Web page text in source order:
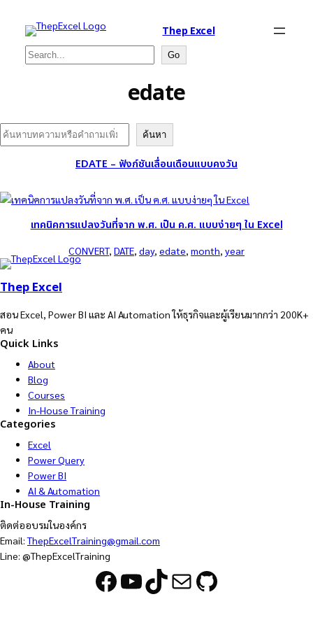
Thep Excel
Search Go
edate
Search ค้นหา
EDATE – ฟังก์ชันเลื่อนเดือนแบบคงวัน
เทคนิคการแปลงวันที่จาก พ.ศ. เป็น ค.ศ. แบบง่ายๆ ใน Excel
CONVERT, DATE, day, edate, month, year
Thep Excel
สอน Excel, Power BI และ AI Automation ให้ธุรกิจและผู้เรียนมากกว่า 200K+
คน
Quick Links
About
Blog
Courses
In-House Training
Categories
Excel
Power Query
Power BI
AI & Automation
In-House Training
ติดต่ออบรมในองค์กร
Email:ThepExcelTraining@gmail.com
Line: @ThepExcelTraining
Facebook YouTube TikTok Mail GitHub